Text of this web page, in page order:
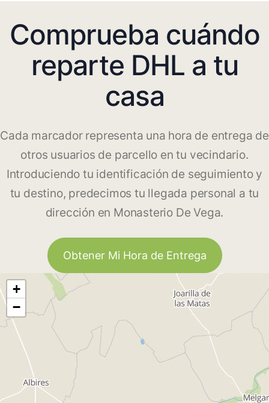
Comprueba cuándo
reparte DHL a tu
casa
Cada marcador representa una hora de entrega de
otros usuarios de parcello en tu vecindario.
Introduciendo tu identificación de seguimiento y
tu destino, predecimos tu llegada personal a tu
dirección en Monasterio De Vega.
Obtener Mi Hora de Entrega
+
−